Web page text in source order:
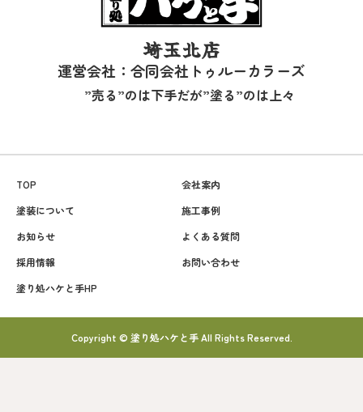
埼玉北店
運営会社：合同会社トゥルーカラーズ
”売る”のは下手だが”塗る”のは上々
TOP
会社案内
塗装について
施工事例
お知らせ
よくある質問
採用情報
お問い合わせ
塗り処ハケと手HP
Copyright © 塗り処ハケと手 All Rights Reserved.